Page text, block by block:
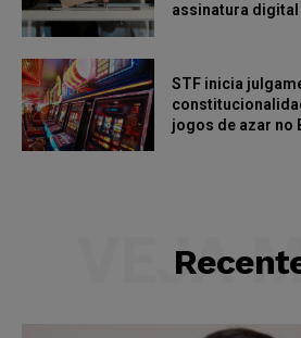
assinatura digital
STF inicia
jogos de azar no
VEJA